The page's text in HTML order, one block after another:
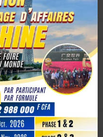
officielle du
BUSINESS ALLIANCE
Abou Dosso nommé
Chine, un tournant
son 76e anniversaire
du Japon